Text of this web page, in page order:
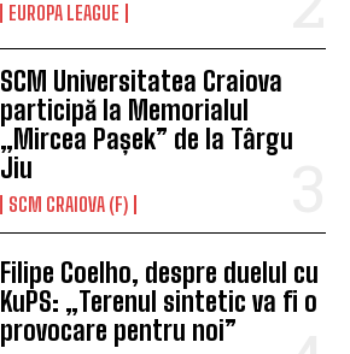
EUROPA LEAGUE
SCM Universitatea Craiova
participă la Memorialul
„Mircea Pașek” de la Târgu
Jiu
SCM CRAIOVA (F)
Filipe Coelho, despre duelul cu
KuPS: „Terenul sintetic va fi o
provocare pentru noi”